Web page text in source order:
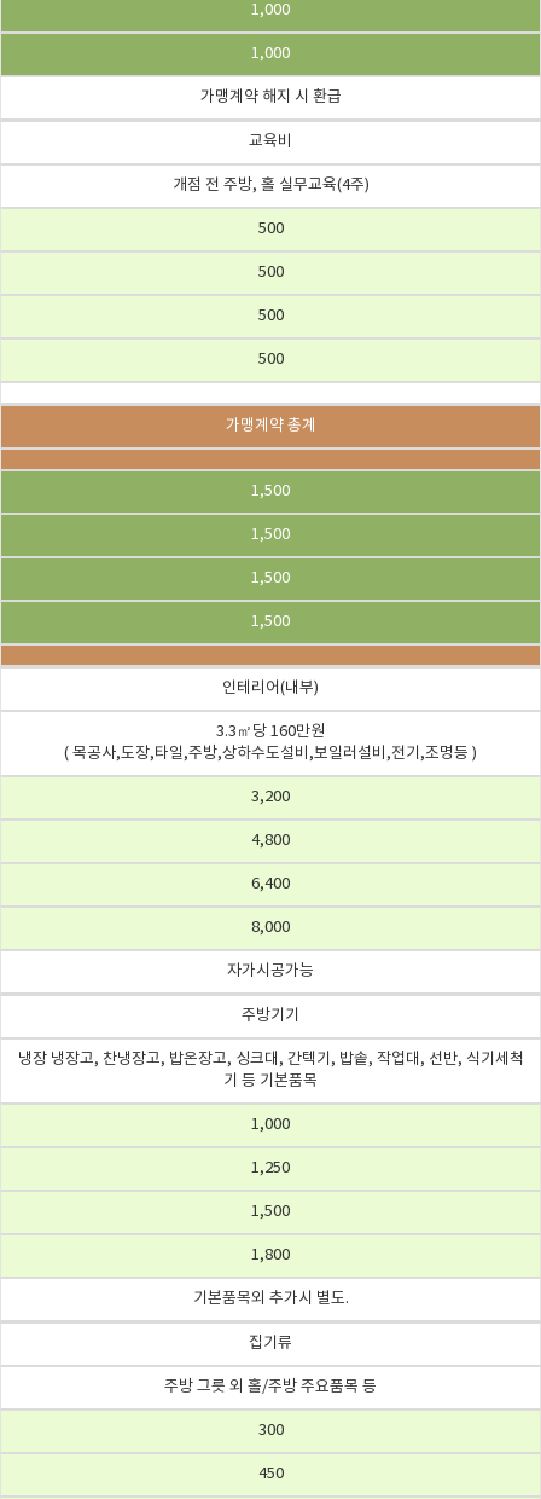
1,000
1,000
가맹계약 해지 시 환급
교육비
개점 전 주방, 홀 실무교육(4주)
500
500
500
500
가맹계약 총계
1,500
1,500
1,500
1,500
인테리어(내부)
3.3㎡당 160만원
( 목공사,도장,타일,주방,상하수도설비,보일러설비,전기,조명등 )
3,200
4,800
6,400
8,000
자가시공가능
주방기기
냉장 냉장고, 찬냉장고, 밥온장고, 싱크대, 간텍기, 밥솥, 작업대, 선반, 식기세척
기 등 기본품목
1,000
1,250
1,500
1,800
기본품목외 추가시 별도.
집기류
주방 그릇 외 홀/주방 주요품목 등
300
450